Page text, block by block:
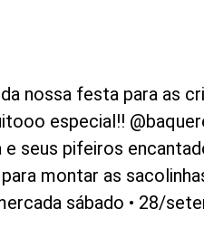
nossa festa para as
especial!!
seus pifeiros
montar as
sábado • 28/